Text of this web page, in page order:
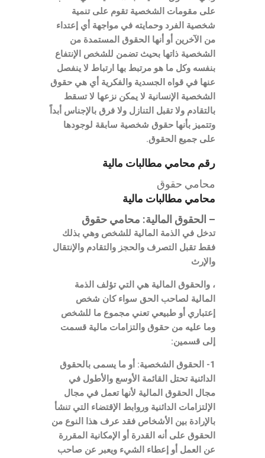
على مقومات الشخصية تقوم على تنمية
شخصية الفرد وحمايته في مواجهة أي إعتداء
من الآخرين أو أنها الحقوق المستمدة من
الشخصية ذاتها بحيث تضمن للشخص الإنتفاع
بنفسه وكل ما هو مرتبط بها ارتباط لا ينفصل
عنها في قواه الجسدية والفكرية أي هي حقوق
الشخصية الإنسانية لا يمكن نزعها لا تسقط
بالتقادم ولا تقبل التنازل ولا فرق بالإجناس أبداً
وتتميز بأنها حقوق شخصية سابقة لوجودها
على جميع الحقوق.
رقم محامي مطالبات مالية
محامي حقوق
محامي مطالبات مالية
– الحقوق المالية: محامي حقوق
تدخل في الذمة المالية للشخص وهي بذلك
فقط تقبل التصرف والحجز والتقادم والإنتقال
والإرث
، والحقوق المالية هي التي تؤلف الذمة
المالية لصاحب الحق سواء كان شخص
إعتباري أو طبيعي تعني مجموع ما للشخص
وما عليه من حقوق والتزامات مالية قسمت
إلى قسمين:
1- الحقوق الشخصية: أو ما يسمى بالحقوق
الدائنية تحتل القائمة الأوسع والأطول في
مجال الحقوق المالية لأنها تعمل في مجال
الإلتزامات الدائنية وروابط الإقتضاء التي تنشأ
بالإرادة بين الأشخاص فقد عرف هذا النوع من
الحقوق على أنه القدرة أو الإمكانية المقررة
عن العمل أو إعطاء الشيء ويعبر عن صاحب